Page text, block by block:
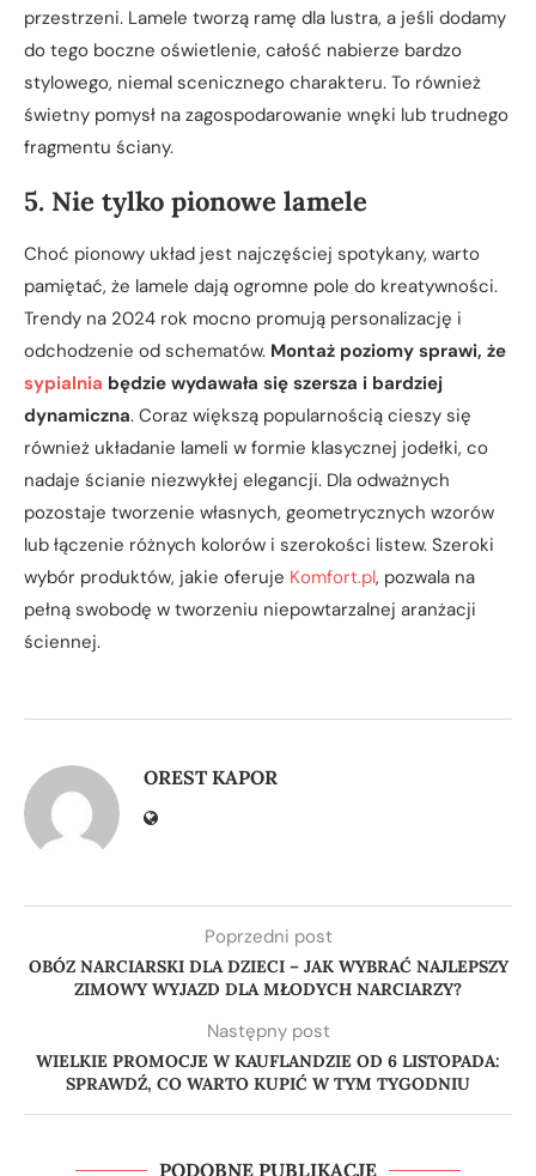
przestrzeni. Lamele tworzą ramę dla lustra, a jeśli dodamy
do tego boczne oświetlenie, całość nabierze bardzo
stylowego, niemal scenicznego charakteru. To również
świetny pomysł na zagospodarowanie wnęki lub trudnego
fragmentu ściany.
5. Nie tylko pionowe lamele
Choć pionowy układ jest najczęściej spotykany, warto
pamiętać, że lamele dają ogromne pole do kreatywności.
Trendy na 2024 rok mocno promują personalizację i
odchodzenie od schematów. Montaż poziomy sprawi, że
sypialnia będzie wydawała się szersza i bardziej
dynamiczna. Coraz większą popularnością cieszy się
również układanie lameli w formie klasycznej jodełki, co
nadaje ścianie niezwykłej elegancji. Dla odważnych
pozostaje tworzenie własnych, geometrycznych wzorów
lub łączenie różnych kolorów i szerokości listew. Szeroki
wybór produktów, jakie oferuje Komfort.pl, pozwala na
pełną swobodę w tworzeniu niepowtarzalnej aranżacji
ściennej.
OREST KAPOR
Poprzedni post
OBÓZ NARCIARSKI DLA DZIECI – JAK WYBRAĆ NAJLEPSZY
ZIMOWY WYJAZD DLA MŁODYCH NARCIARZY?
Następny post
WIELKIE PROMOCJE W KAUFLANDZIE OD 6 LISTOPADA:
SPRAWDŹ, CO WARTO KUPIĆ W TYM TYGODNIU
PODOBNE PUBLIKACJE